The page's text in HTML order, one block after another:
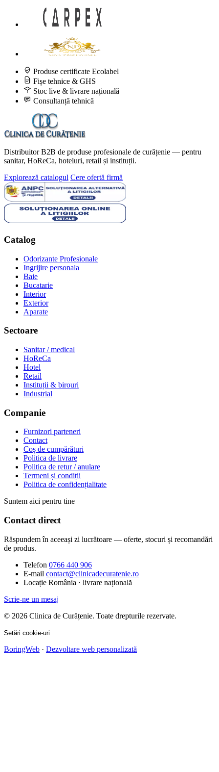
Produse certificate Ecolabel
Fișe tehnice & GHS
Stoc live & livrare națională
Consultanță tehnică
Distribuitor B2B de produse profesionale de curățenie — pentru
sanitar, HoReCa, hoteluri, retail și instituții.
Explorează catalogul Cere ofertă firmă
Catalog
Odorizante Profesionale
Ingrijire personala
Baie
Bucatarie
Interior
Exterior
Aparate
Sectoare
Sanitar / medical
HoReCa
Hotel
Retail
Instituții & birouri
Industrial
Companie
Furnizori parteneri
Contact
Coș de cumpărături
Politica de livrare
Politica de retur / anulare
Termeni și condiții
Politica de confidențialitate
Suntem aici pentru tine
Contact direct
Răspundem în aceeași zi lucrătoare — oferte, stocuri și recomandări
de produs.
Telefon 0766 440 906
E-mail contact@clinicadecuratenie.ro
Locație România · livrare națională
Scrie-ne un mesaj
© 2026 Clinica de Curățenie. Toate drepturile rezervate.
Setări cookie-uri
BoringWeb · Dezvoltare web personalizată